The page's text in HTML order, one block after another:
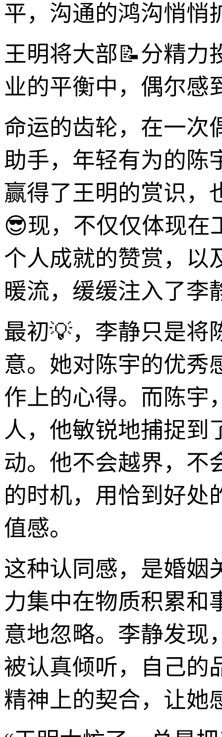
平，沟通的鸿沟悄悄
王明将大部📝分精力
业的平衡中，偶尔感
命运的齿轮，在一次
助手，年轻有为的陈
赢得了王明的赏识，
😎现，不仅仅体现在
个人成就的赞赏，以
暖流，缓缓注入了李
最初💡，李静只是将
意。她对陈宇的优秀
作上的心得。而陈宇
人，他敏锐地捕捉到
动。他不会越界，不
的时机，用恰到好处
值感。
这种认同感，是婚姻
力集中在物质积累和
意地忽略。李静发现
被认真倾听，自己的
精神上的契合，让她